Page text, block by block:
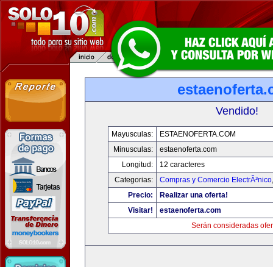
Vendido!
Mayusculas:
ESTAENOFERTA.COM
Minusculas:
estaenoferta.com
Longitud:
12 caracteres
Categorias:
Compras y Comercio ElectrÃ³nico
Precio:
Realizar una oferta!
Visitar!
estaenoferta.com
Serán consideradas